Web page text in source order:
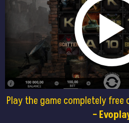
Play the game completely free
–